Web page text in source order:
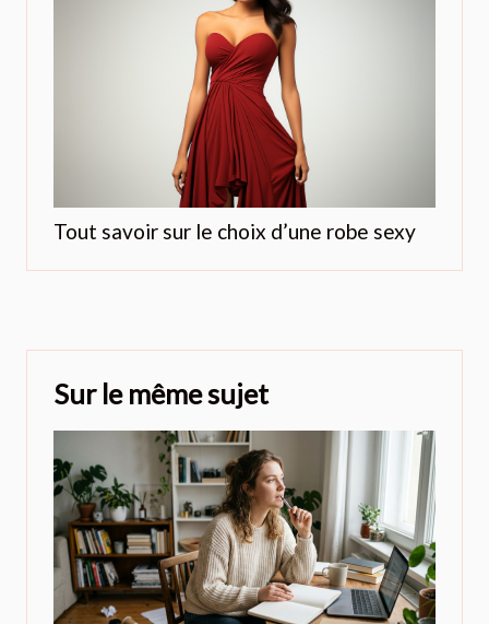
Tout savoir sur le choix d’une robe sexy
Sur le même sujet